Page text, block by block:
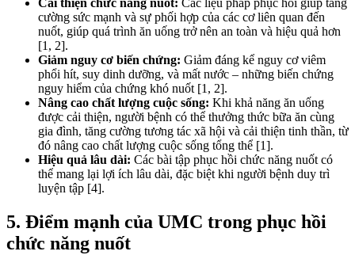
Cải thiện chức năng nuốt: Các liệu pháp phục hồi giúp tăng
cường sức mạnh và sự phối hợp của các cơ liên quan đến
nuốt, giúp quá trình ăn uống trở nên an toàn và hiệu quả hơn
[1, 2].
Giảm nguy cơ biến chứng: Giảm đáng kể nguy cơ viêm
phổi hít, suy dinh dưỡng, và mất nước – những biến chứng
nguy hiểm của chứng khó nuốt [1, 2].
Nâng cao chất lượng cuộc sống: Khi khả năng ăn uống
được cải thiện, người bệnh có thể thưởng thức bữa ăn cùng
gia đình, tăng cường tương tác xã hội và cải thiện tinh thần, từ
đó nâng cao chất lượng cuộc sống tổng thể [1].
Hiệu quả lâu dài: Các bài tập phục hồi chức năng nuốt có
thể mang lại lợi ích lâu dài, đặc biệt khi người bệnh duy trì
luyện tập [4].
5. Điểm mạnh của UMC trong phục hồi
chức năng nuốt